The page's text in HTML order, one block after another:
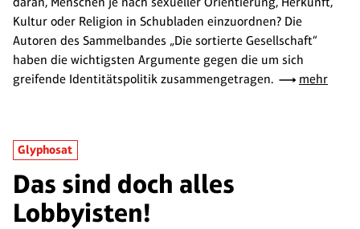
Kultur oder Religion in Schubladen einzuordnen? Die
Autoren des Sammelbandes „Die sortierte Gesellschaft“
haben die wichtigsten Argumente gegen die um sich
greifende Identitätspolitik zusammengetragen.
mehr
Glyphosat
Das sind doch alles
Lobbyisten!